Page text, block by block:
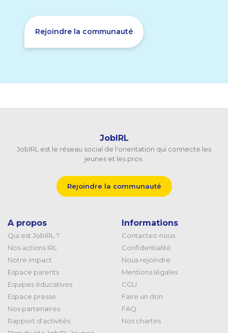
Rejoindre la communauté
JobIRL
JobIRL est le réseau social de l'orientation qui connecte les
jeunes et les pros.
Rejoindre la communauté
A propos
Qui est JobIRL ?
Nos actions IRL
Notre impact
Espace parents
Equipes éducatives
Espace presse
Nos partenaires
Rapport d'activités
Informations
Contactez-nous
Confidentialité
Nous rejoindre
Mentions légales
CGU
Faire un don
FAQ
Nos chartes